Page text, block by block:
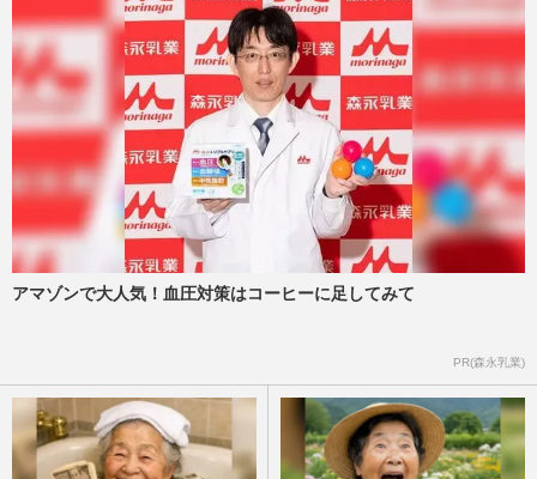
アマゾンで大人気！血圧対策はコーヒーに足してみて
PR(森永乳業)